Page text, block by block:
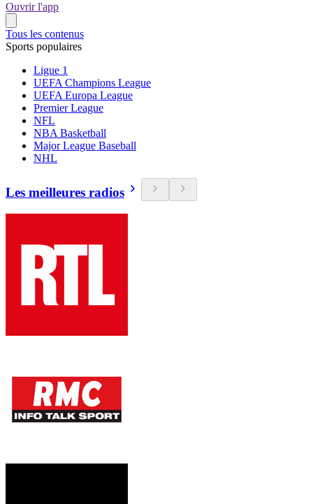
Ouvrir l'app
Tous les contenus
Sports populaires
Ligue 1
UEFA Champions League
UEFA Europa League
Premier League
NFL
NBA Basketball
Major League Baseball
NHL
Les meilleures radios